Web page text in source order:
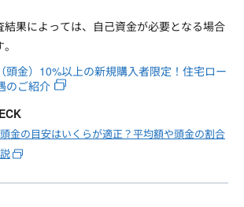
結果によっては、自己資金が必要となる場合
頭金）10%以上の新規購入者限定！住宅ロー
のご紹介
金の目安はいくらが適正？平均額や頭金の割合